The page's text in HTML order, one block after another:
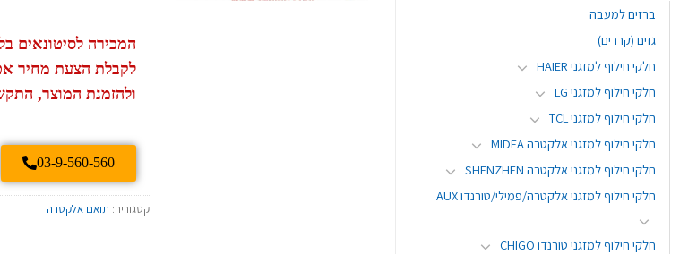
ברזים למעבה
גזים (קררים)
חלקי חילוף למזגני HAIER
חלקי חילוף למזגני LG
חלקי חילוף למזגני TCL
חלקי חילוף למזגני אלקטרה MIDEA
חלקי חילוף למזגני אלקטרה SHENZHEN
חלקי חילוף למזגני אלקטרה/פמילי/טורנדו AUX
חלקי חילוף למזגני טורנדו CHIGO
המכירה לסיטונאים
לקבלת הצעת מחיר
ולהזמנת המוצר,
03-9-560-560
קטגוריה: תואם אלקטרה